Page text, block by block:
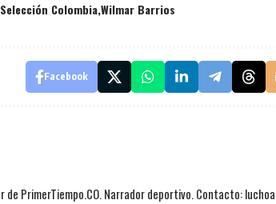
Selección ColombiaWilmar Barrios
Facebook
PrimerTiempo.CO. Narrador deportivo. Contacto: